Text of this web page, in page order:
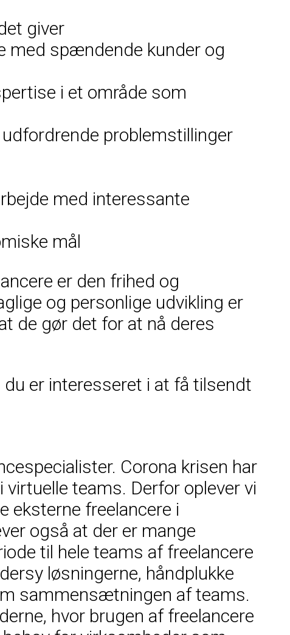
giver
med spændende kunder og
i et område som
problemstillinger
med interessante
mål
er den frihed og
og personlige udvikling er
de gør det for at nå deres
er interesseret i at få tilsendt
Corona krisen har
teams. Derfor oplever vi
eksterne freelancere i
også at der er mange
til hele teams af freelancere
løsningerne, håndplukke
sammensætningen af teams.
hvor brugen af freelancere